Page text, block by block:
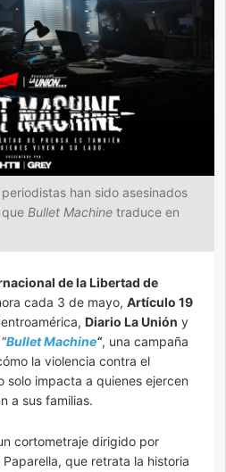
han sido asesinados
Bullet Machine traduce en
de la Libertad de
cada 3 de mayo, Artículo 19
Diario La Unión y
Bullet Machine“, una campaña
la violencia contra el
solo impacta a quienes ejercen
a sus familias.
cortometraje dirigido por
que retrata la historia